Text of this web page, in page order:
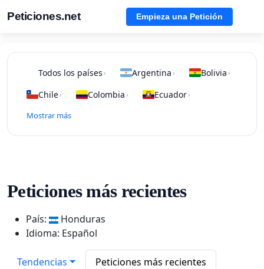
Peticiones.net Empieza una Petición
Todos los países › Argentina › Bolivia ›
Chile› Colombia › Ecuador›
Mostrar más
Peticiones más recientes
País:
Honduras
Idioma: Español
Tendencias Peticiones más recientes